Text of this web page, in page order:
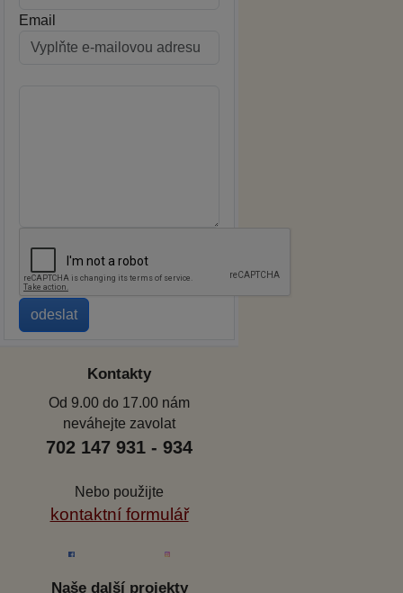
Email
Kontakty
Od 9.00 do 17.00 nám
neváhejte zavolat
702 147 931 - 934
Nebo použijte
kontaktní formulář
Naše další projekty